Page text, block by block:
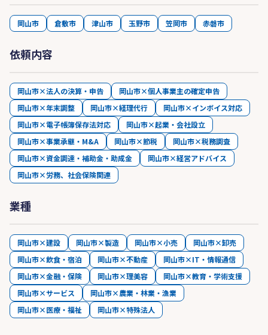
岡山市 倉敷市 津山市 玉野市 笠岡市 赤磐市
依頼内容
岡山市×法人の決算・申告
岡山市×個人事業主の確定申告
岡山市×年末調整
岡山市×経理代行
岡山市×インボイス対応
岡山市×電子帳簿保存法対応
岡山市×起業・会社設立
岡山市×事業承継・M&A
岡山市×節税
岡山市×税務調査
岡山市×資金調達・補助金・助成金
岡山市×経営アドバイス
岡山市×労務、社会保険関連
業種
岡山市×建設 岡山市×製造 岡山市×小売
岡山市×卸売
岡山市×飲食・宿泊
岡山市×不動産
岡山市×IT・情報通信
岡山市×金融・保険
岡山市×理美容
岡山市×教育・学術支援
岡山市×サービス
岡山市×農業・林業・漁業
岡山市×医療・福祉
岡山市×特殊法人